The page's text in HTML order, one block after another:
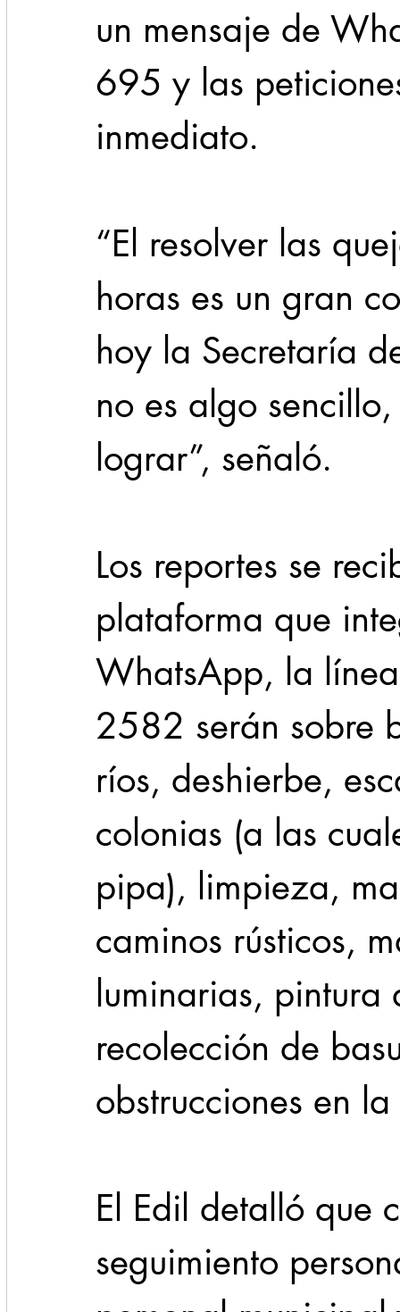
un mensaje de
695 y las
inmediato.
“El resolver las
horas es un gran
hoy la Secretaría
no es algo
lograr”, señaló.
Los reportes se
plataforma que
WhatsApp, la
2582 serán sobre
ríos, deshierbe,
colonias (a las
pipa), limpieza,
caminos rústicos,
luminarias,
recolección de
obstrucciones en
El Edil detalló que
seguimiento